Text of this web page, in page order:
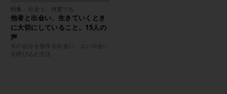
特集：出会う、何度でも
他者と出会い、生きていくとき
に大切にしていること。15人の
声
今の自分を形作る出会い、よい出会い
を呼び込む方法